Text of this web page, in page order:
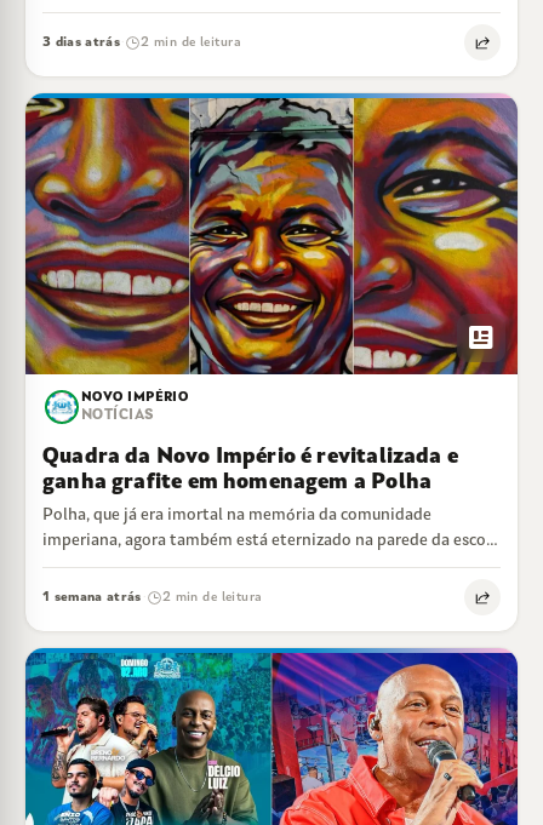
feijoada liberada
3 dias atrás· 2 min de leitura
newsmode
NOVO IMPÉRIO
NOTÍCIAS
Quadra da Novo Império é revitalizada e
ganha grafite em homenagem a Polha
Polha, que já era imortal na memória da comunidade
imperiana, agora também está eternizado na parede da escola
que tanto amou.
1 semana atrás 2 min de leitura